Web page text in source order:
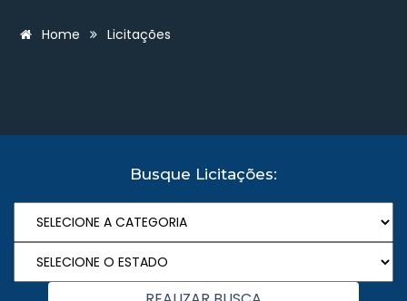
Home Licitações
Busque Licitações: